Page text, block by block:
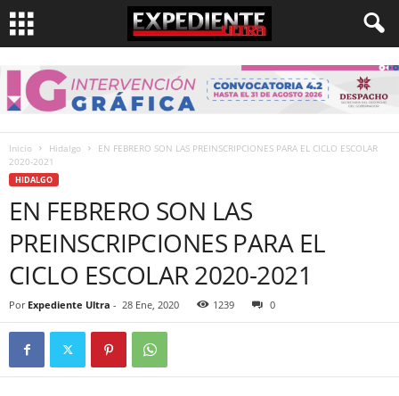
Inicio Hidalgo
EN FEBRERO SON LAS PREINSCRIPCIONES PARA EL CICLO ESCOLAR
2020-2021
HIDALGO
EN FEBRERO SON LAS
PREINSCRIPCIONES PARA EL
CICLO ESCOLAR 2020-2021
Por Expediente Ultra - 28 Ene, 2020 1239 0